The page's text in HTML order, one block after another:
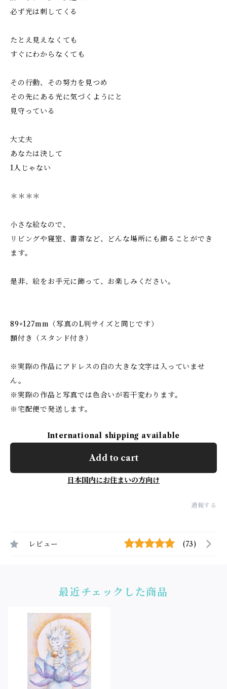
必ず光は刺してくる
たとえ見えなくても
すぐにわからなくても
その行動、その努力を見つめ
その先にある光に気づくようにと
見守っている
大丈夫
あなたは決して
1人じゃない
＊＊＊＊
小さな絵なので、
リビングや寝室、書斎など、どんな場所にも飾ることができ
ます。
是非、絵をお手元に飾って、お楽しみください。
89×127mm（写真のL判サイズと同じです）
額付き（スタンド付き）
※実際の作品にアドレスの白の大きな文字は入っていませ
ん。
※実際の作品と写真では色合いが若干変わります。
※宅配便で発送します。
International shipping available
Add to cart
日本国内にお住まいの方向け
通報する
レビュー (73)
最近チェックした商品